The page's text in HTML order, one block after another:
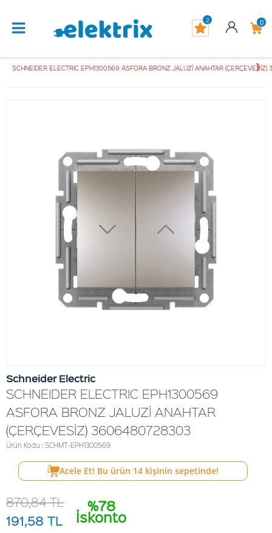
0
2
SCHNEIDER ELECTRIC EPH1300569 ASFORA BRONZ JALUZİ ANAHTAR
Schneider Electric
SCHNEIDER ELECTRIC EPH1300569
ASFORA BRONZ JALUZİ ANAHTAR
(ÇERÇEVESİZ) 3606480728303
Ürün Kodu : SCHMT-EPH1300569
Acele Et! Bu ürün 14 kişinin sepetinde!
%78
İskonto
870,84TL
191,58 TL